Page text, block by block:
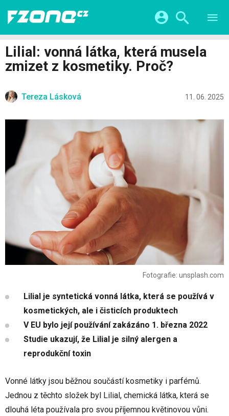
VIDEA
KATEGORIE
CHYTRÁ MĚSTA
ŽIVOT BUDOUCNOSTI
FINTECH
Facebook Google
Twitter Microsoft
Lilial: vonná látka, která musela
zmizet z kosmetiky. Proč?
Tereza Lásková 11. 06. 2025
Fotografie: unsplash.com
Lilial je syntetická vonná látka, která se používá v
kosmetických, ale i čisticích produktech
V EU bylo její používání zakázáno 1. března 2022
Studie ukazují, že Lilial je silný alergen a
reprodukční toxin
Vonné látky jsou běžnou součástí kosmetiky i parfémů.
Jednou z těchto složek byl Lilial, chemická látka, která se
dlouhá léta používala pro svou příjemnou květinovou vůni.